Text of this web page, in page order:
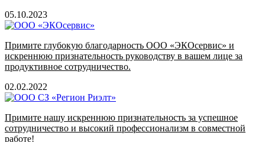
05.10.2023
Примите глубокую благодарность ООО «ЭКОсервис» и
искреннюю признательность руководству в вашем лице за
продуктивное сотрудничество.
02.02.2022
Примите нашу искреннюю признательность за успешное
сотрудничество и высокий профессионализм в совместной
работе!